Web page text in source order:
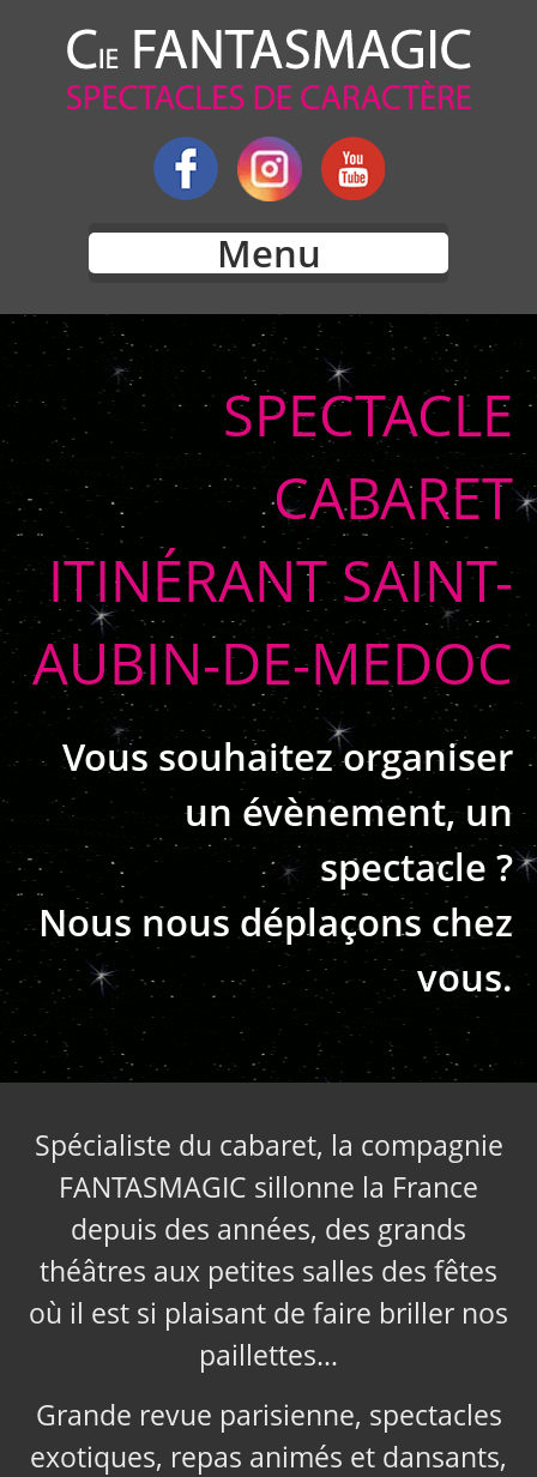
Menu
SPECTACLE
CABARET
ITINÉRANT SAINT-
AUBIN-DE-MEDOC
Vous souhaitez organiser
un évènement, un
spectacle ?
Nous nous déplaçons chez
vous.
Spécialiste du cabaret, la compagnie
FANTASMAGIC sillonne la France
depuis des années, des grands
théâtres aux petites salles des fêtes
où il est si plaisant de faire briller nos
paillettes…
Grande revue parisienne, spectacles
exotiques, repas animés et dansants,